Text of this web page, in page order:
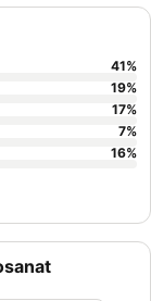
puolella.
41%
19%
17%
7%
16%